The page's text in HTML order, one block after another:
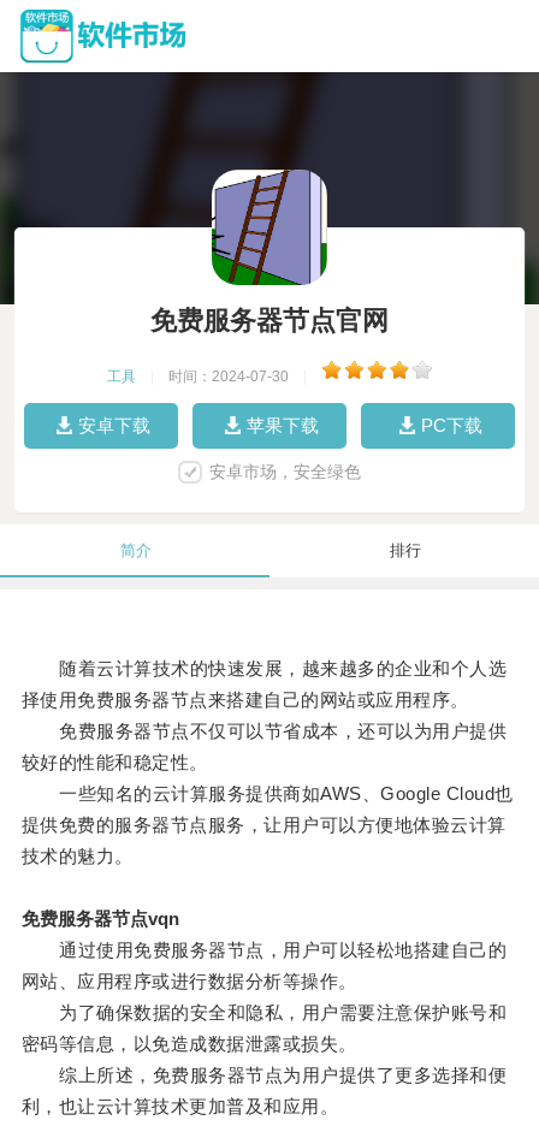
免费服务器节点官网
工具 时间：2024-07-30
安卓下载 苹果下载 PC下载
安卓市场，安全绿色
简介 排行
随着云计算技术的快速发展，越来越多的企业和个人选
择使用免费服务器节点来搭建自己的网站或应用程序。
免费服务器节点不仅可以节省成本，还可以为用户提供
较好的性能和稳定性。
一些知名的云计算服务提供商如AWS、Google Cloud也
提供免费的服务器节点服务，让用户可以方便地体验云计算
技术的魅力。
免费服务器节点vqn
通过使用免费服务器节点，用户可以轻松地搭建自己的
网站、应用程序或进行数据分析等操作。
为了确保数据的安全和隐私，用户需要注意保护账号和
密码等信息，以免造成数据泄露或损失。
综上所述，免费服务器节点为用户提供了更多选择和便
利，也让云计算技术更加普及和应用。